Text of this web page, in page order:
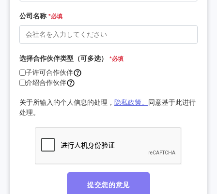
公司名称 *必填
选择合作伙伴类型（可多选） *必填
子许可合作伙伴
介绍合作伙伴
关于所输入的个人信息的处理， 隐私政策。 同意基于此进行
处理。
提交您的意见